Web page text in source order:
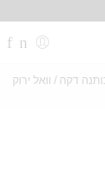
דקה / וואל ירוק